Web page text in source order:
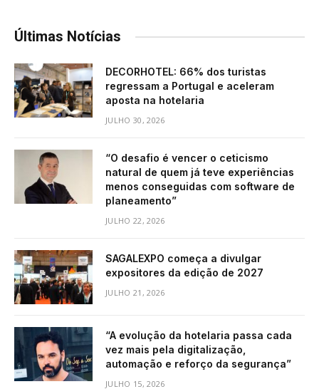
Últimas Notícias
DECORHOTEL: 66% dos turistas
regressam a Portugal e aceleram
aposta na hotelaria
JULHO 30, 2026
“O desafio é vencer o ceticismo
natural de quem já teve experiências
menos conseguidas com software de
planeamento”
JULHO 22, 2026
SAGALEXPO começa a divulgar
expositores da edição de 2027
JULHO 21, 2026
“A evolução da hotelaria passa cada
vez mais pela digitalização,
automação e reforço da segurança”
JULHO 15, 2026